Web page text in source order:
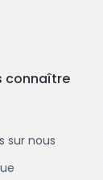
connaître
sur nous